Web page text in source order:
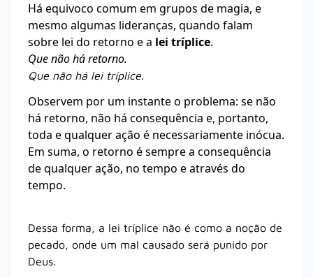
Há equivoco comum em grupos de magia, e
mesmo algumas lideranças, quando falam
sobre lei do retorno e a lei tríplice.
Que não há retorno.
Que não há lei tríplice.
Observem por um instante o problema: se não
há retorno, não há consequência e, portanto,
toda e qualquer ação é necessariamente inócua.
Em suma, o retorno é sempre a consequência
de qualquer ação, no tempo e através do
tempo.
Dessa forma, a lei tríplice não é como a noção de
pecado, onde um mal causado será punido por
Deus.